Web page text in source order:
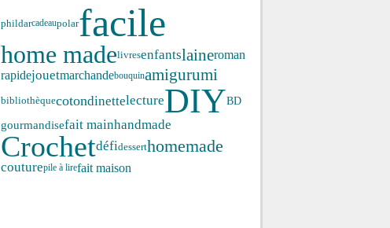
phildarcadeaupolarfacile
home madelivresenfantslaineroman
rapidejouetmarchandebouquinamigurumi
bibliothèquecotondinettelectureDIYBD
gourmandisefait mainhandmade
Crochetdéfidesserthomemade
couturepile à lirefait maison